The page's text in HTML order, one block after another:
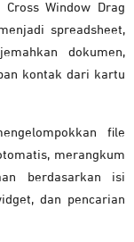
Window Drag
spreadsheet,
dokumen,
kontak dari kartu
file
merangkum
berdasarkan isi
dan pencarian